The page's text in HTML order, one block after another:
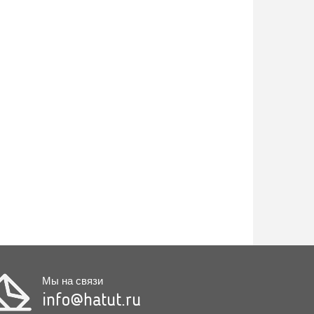
Мы на связи
info@hatut.ru